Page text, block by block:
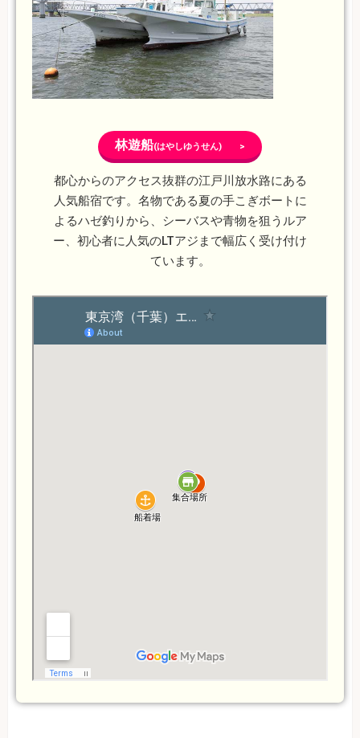
林遊船(はやしゆうせん) >
都心からのアクセス抜群の江戸川放水路にある
人気船宿です。名物である夏の手こぎボートに
よるハゼ釣りから、シーバスや青物を狙うルア
ー、初心者に人気のLTアジまで幅広く受け付け
ています。